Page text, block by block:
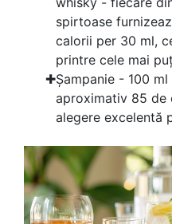
spirtoase
calorii per 30 ml,
printre cele mai
Șampanie - 100
aproximativ 85 de
alegere excelentă